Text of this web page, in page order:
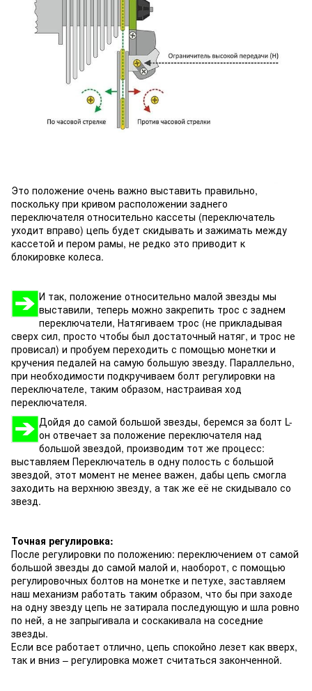
Это положение очень важно выставить правильно,
поскольку при кривом расположении заднего
переключателя относительно кассеты (переключатель
уходит вправо) цепь будет скидывать и зажимать между
кассетой и пером рамы, не редко это приводит к
блокировке колеса.
И так, положение относительно малой звезды мы
выставили, теперь можно закрепить трос с заднем
переключатели, Натягиваем трос (не прикладывая
сверх сил, просто чтобы был достаточный натяг, и трос не
провисал) и пробуем переходить с помощью монетки и
кручения педалей на самую большую звезду. Параллельно,
при необходимости подкручиваем болт регулировки на
переключателе, таким образом, настраивая ход
переключателя.
Дойдя до самой большой звезды, беремся за болт L-
он отвечает за положение переключателя над
большой звездой, производим тот же процесс:
выставляем Переключатель в одну полость с большой
звездой, этот момент не менее важен, дабы цепь смогла
заходить на верхнюю звезду, а так же её не скидывало со
звезд.
Точная регулировка:
После регулировки по положению: переключением от самой
большой звезды до самой малой и, наоборот, с помощью
регулировочных болтов на монетке и петухе, заставляем
наш механизм работать таким образом, что бы при заходе
на одну звезду цепь не затирала последующую и шла ровно
по ней, а не запрыгивала и соскакивала на соседние
звезды.
Если все работает отлично, цепь спокойно лезет как вверх,
так и вниз – регулировка может считаться законченной.